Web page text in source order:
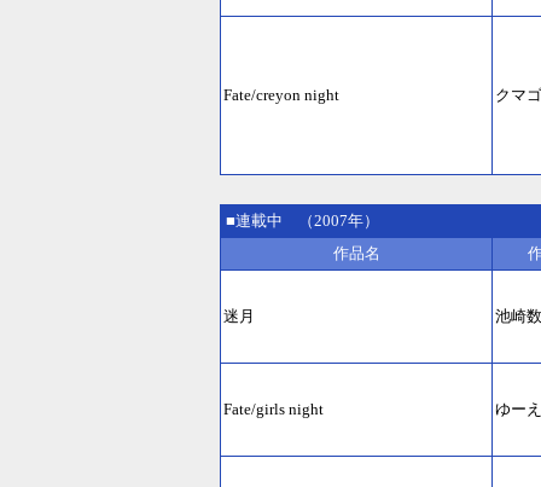
Fate/creyon night クマ
■連載中 （2007年）
作品名
迷月 池崎
Fate/girls night ゆー